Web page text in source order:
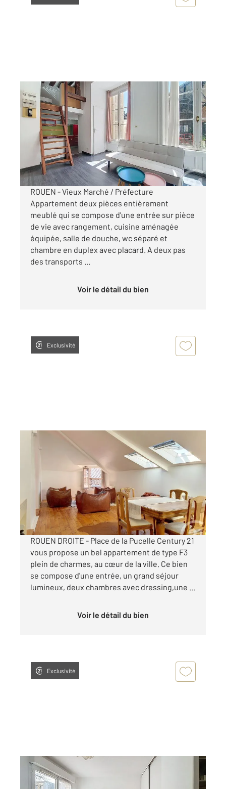
ROUEN 76
34,02 m2 , 2 pièces
Ref : 34441
Appartement F2 à louer
647 €
par mois charges comprises
ROUEN - Vieux Marché / Préfecture
Appartement deux pièces entièrement
meublé qui se compose d'une entrée sur pièce
de vie avec rangement, cuisine aménagée
équipée, salle de douche, wc séparé et
chambre en duplex avec placard. A deux pas
des transports ...
Voir le détail du bien
Exclusivité
, 3 pièces
Ref : 34293
Appartement F3 à louer
931 €
par mois charges comprises
ROUEN DROITE - Place de la Pucelle Century 21
vous propose un bel appartement de type F3
plein de charmes, au cœur de la ville. Ce bien
se compose d'une entrée, un grand séjour
lumineux, deux chambres avec dressing,une ...
Voir le détail du bien
Exclusivité
ROUEN 76
17,76 m2, 1 pièce